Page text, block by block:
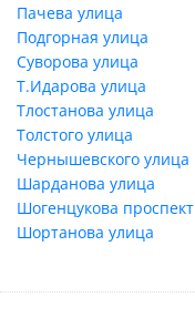
Пачева улица
Подгорная улица
Суворова улица
Т.Идарова улица
Тлостанова улица
Толстого улица
Чернышевского улица
Шарданова улица
Шогенцукова проспект
Шортанова улица